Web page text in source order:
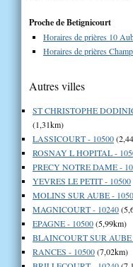
Proche de Betignicourt
Horaires de prières 10
Horaires de prières
Autres villes
ST CHRISTOPHE
(1,31km)
LASSICOURT - 10500
ROSNAY L HOPITAL -
PRECY NOTRE DAME -
YEVRES LE PETIT - 10500
MOLINS SUR AUBE -
MAGNICOURT - 10240
EPAGNE - 10500(5,99km)
BLAINCOURT SUR AUBE
RANCES - 10500(7,02km)